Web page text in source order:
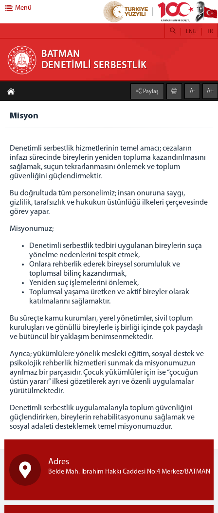
BATMAN DENETİMLİ SERBESTLİK
DENETİMLİ SERBESTLİK
Kamu Yararına Çalışma
Adalet Ormanları
Koruma Kurulları
Kendi İşini Kurma
Bağımlılıkla Mücadele
İyileştirme Çalışmaları
Manevi Rehberlik
PROJELER
Genel Bilgi
GÖNÜLLÜ OL
Menü
BATMAN
DENETİMLİ SERBESTLİK
TR
ENG
Paylaş A- A+
Misyon
Denetimli serbestlik hizmetlerinin temel amacı; cezaların
infazı sürecinde bireylerin yeniden topluma kazandırılmasını
sağlamak, suçun tekrarlanmasını önlemek ve toplum
güvenliğini güçlendirmektir.
Bu doğrultuda tüm personelimiz; insan onuruna saygı,
gizlilik, tarafsızlık ve hukukun üstünlüğü ilkeleri çerçevesinde
görev yapar.
Misyonumuz;
Denetimli serbestlik tedbiri uygulanan bireylerin suça
yönelme nedenlerini tespit etmek,
Onlara rehberlik ederek bireysel sorumluluk ve
toplumsal bilinç kazandırmak,
Yeniden suç işlemelerini önlemek,
Toplumsal yaşama üretken ve aktif bireyler olarak
katılmalarını sağlamaktır.
Bu süreçte kamu kurumları, yerel yönetimler, sivil toplum
kuruluşları ve gönüllü bireylerle iş birliği içinde çok paydaşlı
ve bütüncül bir yaklaşım benimsenmektedir.
Ayrıca; yükümlülere yönelik mesleki eğitim, sosyal destek ve
psikolojik rehberlik hizmetleri sunmak da misyonumuzun
ayrılmaz bir parçasıdır. Çocuk yükümlüler için ise “çocuğun
üstün yararı” ilkesi gözetilerek ayrı ve özenli uygulamalar
yürütülmektedir.
Denetimli serbestlik uygulamalarıyla toplum güvenliğini
güçlendirirken, bireylerin rehabilitasyonunu sağlamak ve
sosyal adaleti desteklemek temel misyonumuzdur.
Adres
Belde Mah. İbrahim Hakkı Caddesi No:4 Merkez/BATMAN